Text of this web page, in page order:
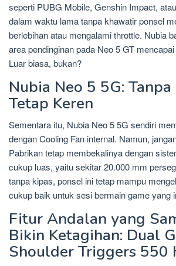
seperti PUBG Mobile, Genshin Impact,
dalam waktu lama tanpa khawatir ponsel
berlebihan atau mengalami throttle. Nubia
area pendinginan pada Neo 5 GT
Luar biasa, bukan?
Nubia Neo 5 5G: Tanpa
Tetap Keren
Sementara itu, Nubia Neo 5 5G sendiri
dengan Cooling Fan internal. Namun,
Pabrikan tetap membekalinya dengan
cukup luas, yaitu sekitar 20.000 mm
tanpa kipas, ponsel ini tetap mampu
cukup baik untuk sesi bermain game yang
Fitur Andalan yang
Bikin Ketagihan: Dual
Shoulder Triggers 550